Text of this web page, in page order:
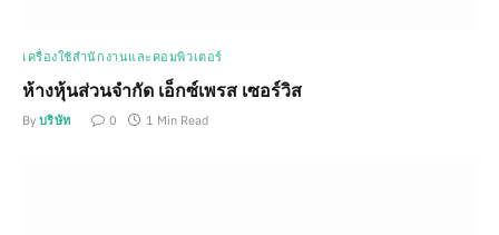
เครื่องใช้สำนักงานและคอมพิวเตอร์
ห้างหุ้นส่วนจำกัด เอ็กซ์เพรส เซอร์วิส
By บริษัท 0 1 Min Read